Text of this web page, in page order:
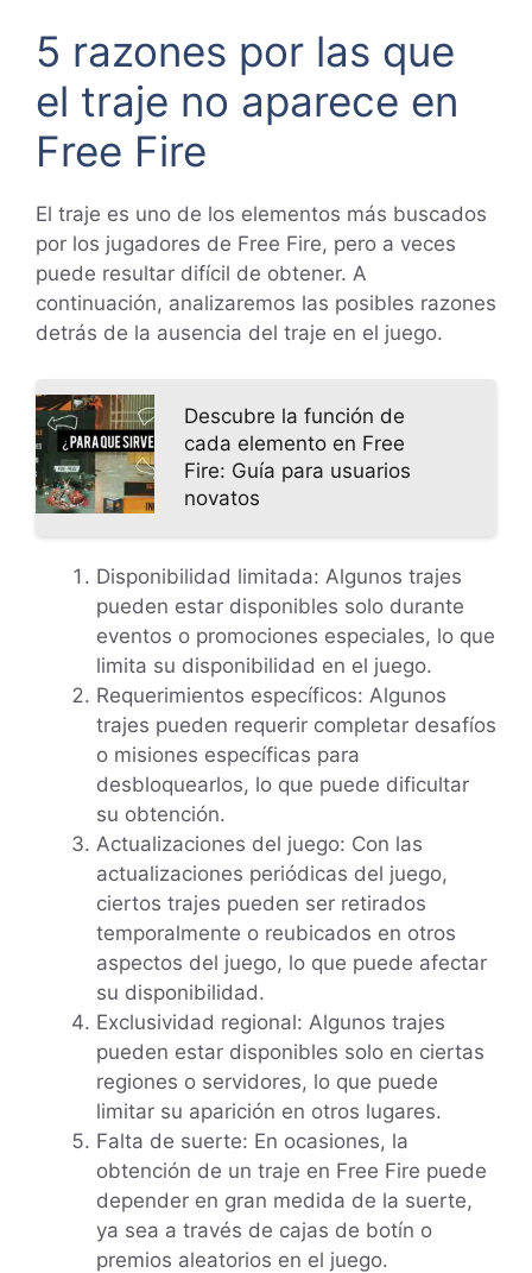
5 razones por las que
el traje no aparece en
Free Fire
El traje es uno de los elementos más buscados
por los jugadores de Free Fire, pero a veces
puede resultar difícil de obtener. A
continuación, analizaremos las posibles razones
detrás de la ausencia del traje en el juego.
Descubre la función de
cada elemento en Free
Fire: Guía para usuarios
novatos
Disponibilidad limitada: Algunos trajes
pueden estar disponibles solo durante
eventos o promociones especiales, lo que
limita su disponibilidad en el juego.
Requerimientos específicos: Algunos
trajes pueden requerir completar desafíos
o misiones específicas para
desbloquearlos, lo que puede dificultar
su obtención.
Actualizaciones del juego: Con las
actualizaciones periódicas del juego,
ciertos trajes pueden ser retirados
temporalmente o reubicados en otros
aspectos del juego, lo que puede afectar
su disponibilidad.
Exclusividad regional: Algunos trajes
pueden estar disponibles solo en ciertas
regiones o servidores, lo que puede
limitar su aparición en otros lugares.
Falta de suerte: En ocasiones, la
obtención de un traje en Free Fire puede
depender en gran medida de la suerte,
ya sea a través de cajas de botín o
premios aleatorios en el juego.